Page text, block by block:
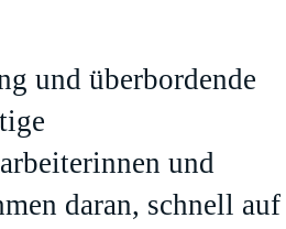
und überbordende
und
daran, schnell auf